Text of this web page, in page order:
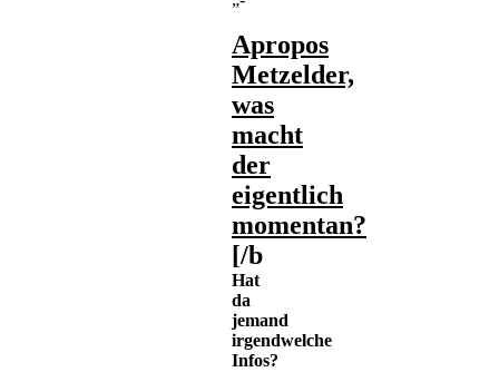
Apropos
Metzelder,
was
macht
der
eigentlich
momentan?
[/b
Hat
da
jemand
irgendwelche
Infos?